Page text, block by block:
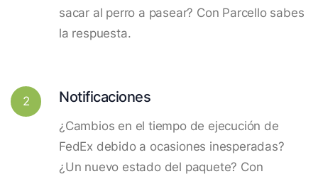
sacar al perro a pasear? Con Parcello sabes
la respuesta.
2 Notificaciones
¿Cambios en el tiempo de ejecución de
FedEx debido a ocasiones inesperadas?
¿Un nuevo estado del paquete? Con